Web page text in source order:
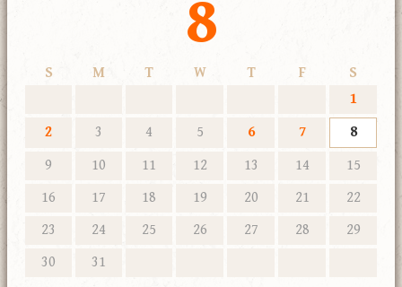
8
S M T W T F
S
1
2
3 4 5 6 7
8
9
10 11 12 13 14
15
16
17 18 19 20 21
22
23
24 25 26 27 28
29
30
31